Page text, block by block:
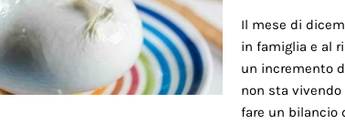
Il mese di
in famiglia e al
un incremento
non sta
fare un bilancio